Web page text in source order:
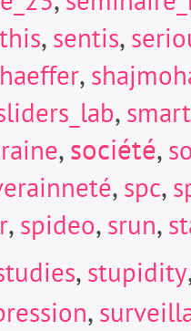
, sentis,
,
,
,société,
, spc,
, spideo, srun,
, stupidity
,